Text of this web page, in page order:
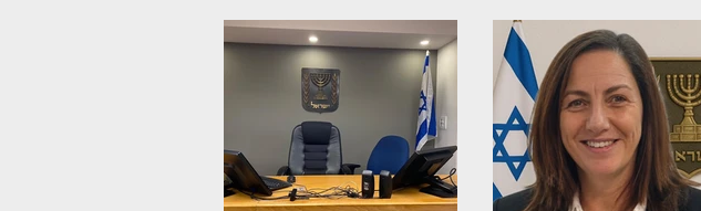
כשרה וגינת אירועים במבנה 10
במתחם התחנה שבנווה צדק,
משלבת מבנה היסטורי, גינה
רחבת ידיים, קרבה לים ומטבח
בשרי הנשען על חומרי גלם, אש
וטכניקת צלייה מדויקת. ריקי,
מנהלת המסעדה, קיבלה את
הדין נקבע כי החניה שבמחלוקת
שייכת לבעלי הדירה שתבעו,
ובעלת דירה אחרת בבניין חויבה
בהוצאות חריגות בסכום כולל של
525 אלף שקל. דן ואילנה
בודובסקי רכשו דירה בבניין ברחוב
ביאליק 22 ברמת השרון, שלה